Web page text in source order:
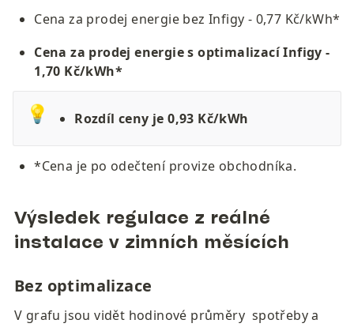
Cena za prodej energie bez Infigy - 0,77 Kč/kWh*
Cena za prodej energie s optimalizací Infigy -
1,70 Kč/kWh*
💡 Rozdíl ceny je 0,93 Kč/kWh
*Cena je po odečtení provize obchodníka.
Výsledek regulace z reálné
instalace v zimních měsících
Bez optimalizace
V grafu jsou vidět hodinové průměry  spotřeby a